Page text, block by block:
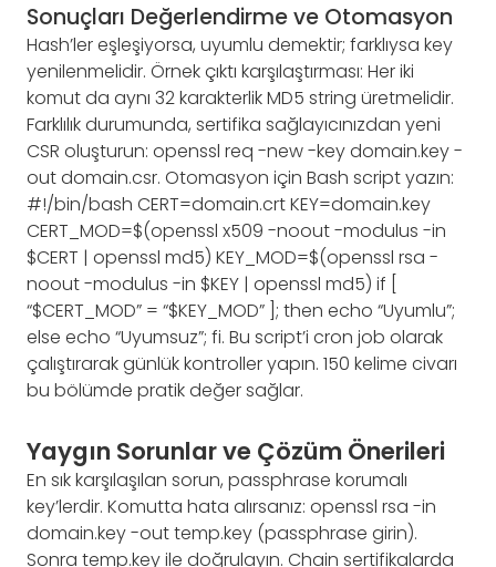
Sonuçları Değerlendirme ve Otomasyon
Hash’ler eşleşiyorsa, uyumlu demektir; farklıysa key
yenilenmelidir. Örnek çıktı karşılaştırması: Her iki
komut da aynı 32 karakterlik MD5 string üretmelidir.
Farklılık durumunda, sertifika sağlayıcınızdan yeni
CSR oluşturun: openssl req -new -key domain.key -
out domain.csr. Otomasyon için Bash script yazın:
#!/bin/bash CERT=domain.crt KEY=domain.key
CERT_MOD=$(openssl x509 -noout -modulus -in
$CERT | openssl md5) KEY_MOD=$(openssl rsa -
noout -modulus -in $KEY | openssl md5) if [
“$CERT_MOD” = “$KEY_MOD” ]; then echo “Uyumlu”;
else echo “Uyumsuz”; fi. Bu script’i cron job olarak
çalıştırarak günlük kontroller yapın. 150 kelime civarı
bu bölümde pratik değer sağlar.
Yaygın Sorunlar ve Çözüm Önerileri
En sık karşılaşılan sorun, passphrase korumalı
key’lerdir. Komutta hata alırsanız: openssl rsa -in
domain.key -out temp.key (passphrase girin).
Sonra temp.key ile doğrulayın. Chain sertifikalarda